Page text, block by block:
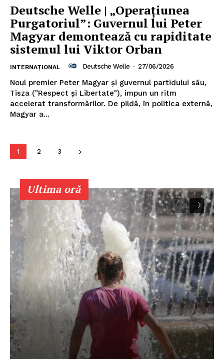
FREEDOM HOUSE ROMÂNIA
PRESShub
Despre noi / Echipa
Proiecte editoriale
Rețea
Contact
​Deutsche Welle | „Operațiunea
Purgatoriul”: Guvernul lui Peter
Magyar demontează cu rapiditate
sistemul lui Viktor Orban
INTERNAȚIONAL Deutsche Welle - 27/06/2026
Noul premier Peter Magyar și guvernul partidului său,
Tisza ("Respect și Libertate"), impun un ritm
accelerat transformărilor. De pildă, în politica externă,
Magyar a...
1 2 3
Ultima oră